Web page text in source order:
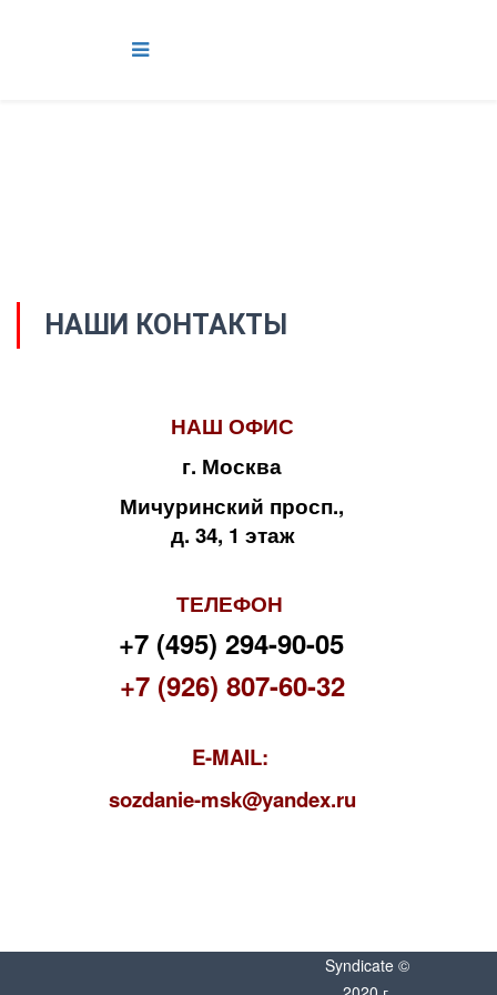
НАШИ КОНТАКТЫ
НАШ ОФИС
г. Москва
Мичуринский просп.,
д. 34, 1 этаж
ТЕЛЕФОН
+7 (495) 294-90-05
+7 (926) 807-60-32
E-MAIL:
sozdanie-msk@yandex.ru
Syndicate ©